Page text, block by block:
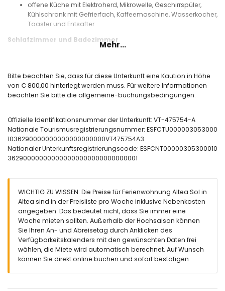
offene Küche mit Elektroherd, Mikrowelle, Geschirrspüler,
Kühlschrank mit Gefrierfach, Kaffeemaschine, Wasserkocher,
Toaster und Entsafter
Schlafzimmer und Badezimmer
Badezimmer mit Waschbecken, Dusche und Toilette
Außenbereich der Wohnung
Gemeinschaftsgarten mit Rasen, Kies und Bäumen
Weitere Informationen
Nächste Stadt innerhalb von 1000 Metern von der Wohnung
Nächster Strand innerhalb von 100 Metern von der Wohnung
Nächster Flughafen: Alicante/Elche (innerhalb von 100
Kilometern von der Wohnung)
Zweitnächster Flughafen: Valencia (über 100 Kilometer)
Haustiere sind nicht erlaubt
Das Gebäude, in dem sich die Unterkunft befindet, verfügt
über einen Aufzug.
Die Unterkunft ist sehr gut für Familien mit Kindern geeignet.
Ausstattungen und Dienstleistungen, die im Mietpreis der
Wohnung enthalten sind
Staubsauger und Bügeleisen mit Bügelbrett
Mehr...
Bitte beachten Sie, dass für diese Unterkunft eine Kaution in Höhe
von € 800,00 hinterlegt werden muss. Für weitere Informationen
beachten Sie bitte die allgemeine-buchungsbedingungen.
Offizielle Identifikationsnummer der Unterkunft: VT-475754-A
Nationale Tourismusregistrierungsnummer: ESFCTU000003053000
1036290000000000000000000VT475754A3
Nationaler Unterkunftsregistrierungscode: ESFCNT00000305300010
362900000000000000000000000000001
WICHTIG ZU WISSEN: Die Preise für Ferienwohnung Altea Sol in
Altea sind in der Preisliste pro Woche inklusive Nebenkosten
angegeben. Das bedeutet nicht, dass Sie immer eine
Woche mieten sollten. Außerhalb der Hochsaison können
Sie Ihren An- und Abreisetag durch Anklicken des
Verfügbarkeitskalenders mit den gewünschten Daten frei
wählen, die Miete wird automatisch berechnet. Auf Wunsch
können Sie direkt online buchen und sofort bestätigen.